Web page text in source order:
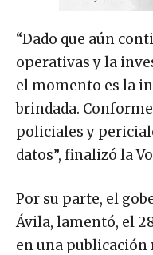
“Dado que aún
operativas y la
el momento es la
brindada.
policiales y
datos”, finalizó la
Por su parte, el
Ávila, lamentó, el
en una publicación